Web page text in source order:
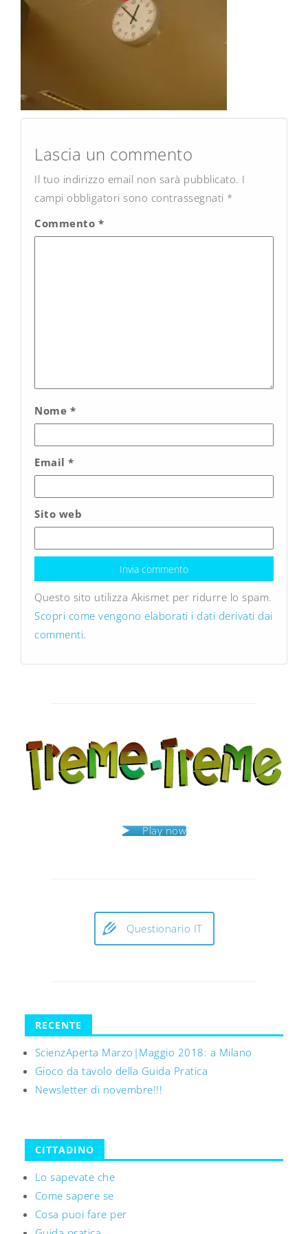
navigation
Lascia un commento
Il tuo indirizzo email non sarà pubblicato. I
campi obbligatori sono contrassegnati *
Commento *
Nome *
Email *
Sito web
Questo sito utilizza Akismet per ridurre lo spam.
Scopri come vengono elaborati i dati derivati dai
commenti.
Play now
Questionario IT
RECENTE
ScienzAperta Marzo|Maggio 2018: a Milano
Gioco da tavolo della Guida Pratica
Newsletter di novembre!!!
CITTADINO
Lo sapevate che
Come sapere se
Cosa puoi fare per